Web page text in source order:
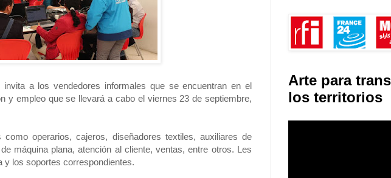
a los vendedores informales que se encuentran en el
y empleo que se llevará a cabo el viernes 23 de septiembre,
operarios, cajeros, diseñadores textiles, auxiliares de
máquina plana, atención al cliente, ventas, entre otros. Les
y los soportes correspondientes.
Arte para
los territorios